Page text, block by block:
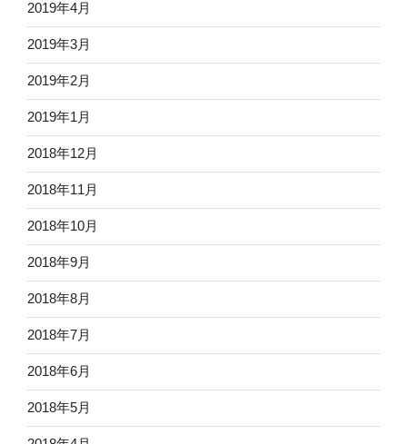
2019年4月
2019年3月
2019年2月
2019年1月
2018年12月
2018年11月
2018年10月
2018年9月
2018年8月
2018年7月
2018年6月
2018年5月